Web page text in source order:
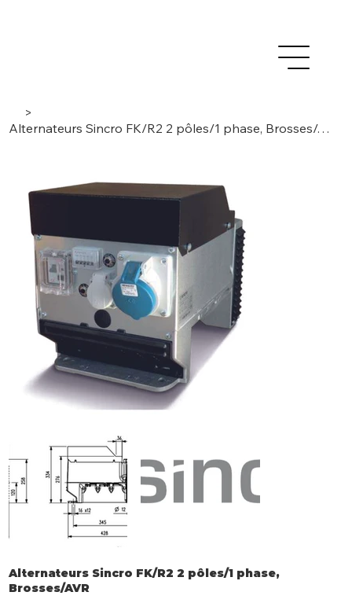
>
Alternateurs Sincro FK/R2 2 pôles/1 phase, Brosses/AVR
Alternateurs Sincro FK/R2 2 pôles/1 phase,
Brosses/AVR